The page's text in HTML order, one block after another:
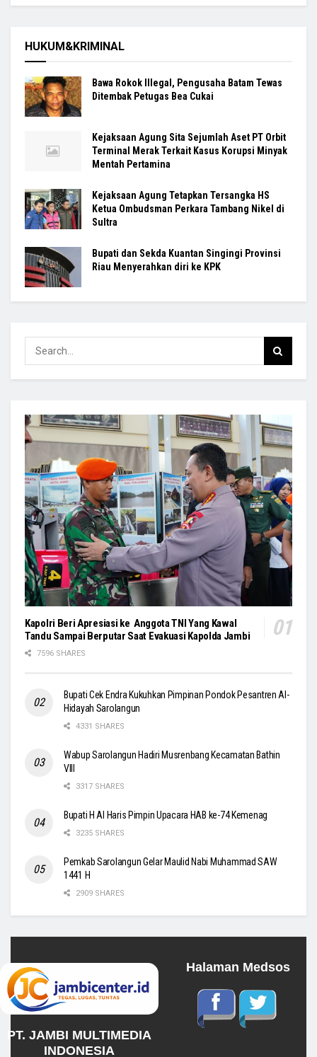
HUKUM&KRIMINAL
Bawa Rokok Illegal, Pengusaha Batam Tewas
Ditembak Petugas Bea Cukai
Kejaksaan Agung Sita Sejumlah Aset PT Orbit
Terminal Merak Terkait Kasus Korupsi Minyak
Mentah Pertamina
Kejaksaan Agung Tetapkan Tersangka HS
Ketua Ombudsman Perkara Tambang Nikel di
Sultra
Bupati dan Sekda Kuantan Singingi Provinsi
Riau Menyerahkan diri ke KPK
Kapolri Beri Apresiasi ke Anggota TNI Yang Kawal
Tandu Sampai Berputar Saat Evakuasi Kapolda Jambi
7596 SHARES
Bupati Cek Endra Kukuhkan Pimpinan Pondok Pesantren Al-
Hidayah Sarolangun
4331 SHARES
Wabup Sarolangun Hadiri Musrenbang Kecamatan Bathin
VIII
3317 SHARES
Bupati H Al Haris Pimpin Upacara HAB ke-74 Kemenag
3235 SHARES
Pemkab Sarolangun Gelar Maulid Nabi Muhammad SAW
1441 H
2909 SHARES
PT. JAMBI MULTIMEDIA
INDONESIA
Halaman Medsos